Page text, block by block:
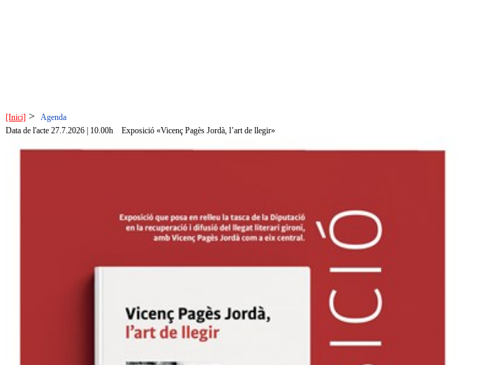
[Inici] > Agenda
Data de l'acte 27.7.2026 | 10.00h
Exposició «Vicenç Pagès Jordà, l’art de llegir»